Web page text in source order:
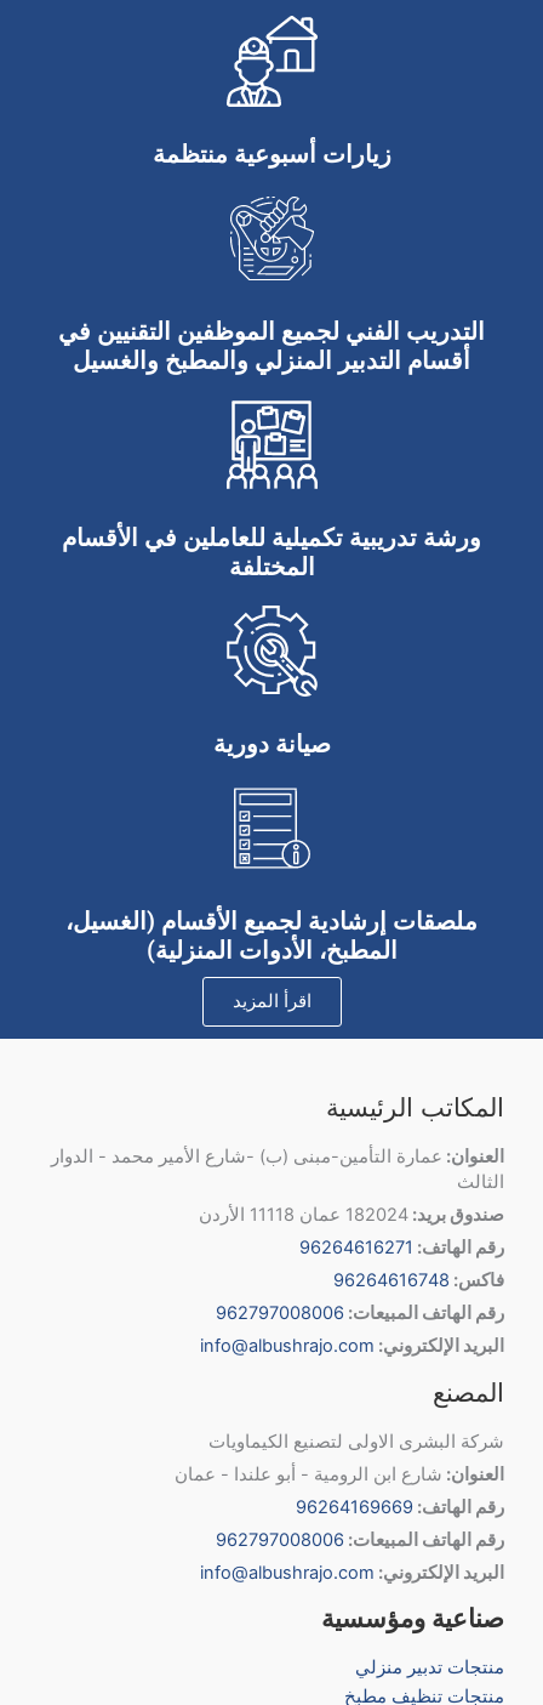
زيارات أسبوعية منتظمة
التدريب الفني لجميع الموظفين التقنيين في
أقسام التدبير المنزلي والمطبخ والغسيل
ورشة تدريبية تكميلية للعاملين في الأقسام
المختلفة
صيانة دورية
ملصقات إرشادية لجميع الأقسام (الغسيل،
المطبخ، الأدوات المنزلية)
اقرأ المزيد
المكاتب الرئيسية
العنوان: عمارة التأمين-مبنى (ب) -شارع الأمير محمد - الدوار
الثالث
صندوق بريد: 182024 عمان 11118 الأردن
رقم الهاتف: 96264616271
فاكس: 96264616748
رقم الهاتف المبيعات: 962797008006
البريد الإلكتروني: info@albushrajo.com
المصنع
شركة البشرى الاولى لتصنيع الكيماويات
العنوان: شارع ابن الرومية - أبو علندا - عمان
رقم الهاتف: 96264169669
رقم الهاتف المبيعات: 962797008006
البريد الإلكتروني: info@albushrajo.com
صناعية ومؤسسية
منتجات تدبير منزلي
منتجات تنظيف مطبخ